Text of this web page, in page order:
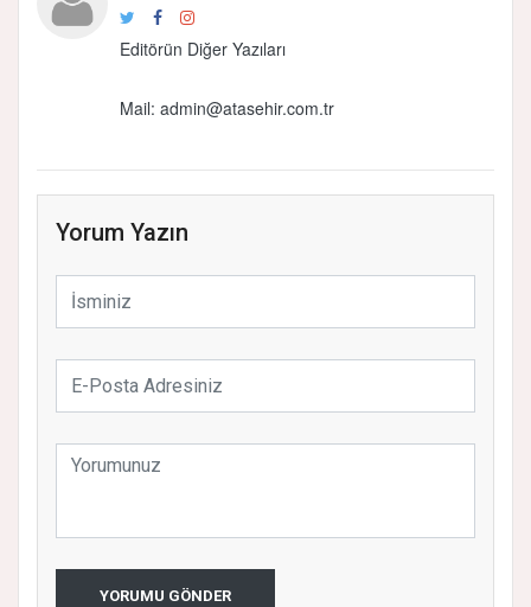
Editörün Diğer Yazıları
Mail: admin@atasehir.com.tr
Yorum Yazın
YORUMU GÖNDER